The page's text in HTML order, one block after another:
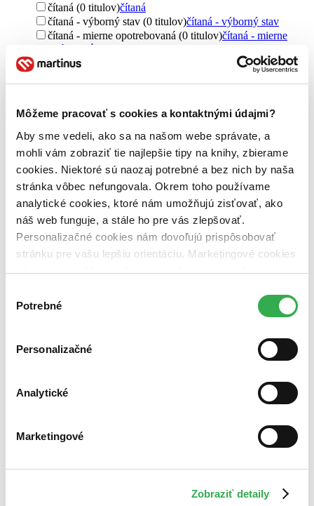
Môžeme pracovať s cookies a kontaktnými údajmi?
Aby sme vedeli, ako sa na našom webe správate, a
mohli vám zobraziť tie najlepšie tipy na knihy, zbierame
cookies. Niektoré sú naozaj potrebné a bez nich by naša
stránka vôbec nefungovala. Okrem toho používame
analytické cookies, ktoré nám umožňujú zisťovať, ako
náš web funguje, a stále ho pre vás zlepšovať.
Personalizačné cookies nám dovoľujú prispôsobovať
stránku pre vašu lepšiu orientáciu. Marketingové cookies
nám zas umožňujú zobrazenie relevantnej reklamy.
nám pomohlo, keby sme mohli používať všetky tieto
súhlasu
Potrebné
Personalizačné
Analytické
Marketingové
Zobraziť detaily
čítaná (0 titulov)čítaná
čítaná - výborný stav (0 titulov)čítaná - výborný stav
čítaná - mierne opotrebovaná (0 titulov)čítaná - mierne
opotrebovaná
čítané verzie vypredaných kníh (0 titulov)
čítané verzie
čeština (1 titul)čeština1
Vydavateľstvo
Baobab (1 titul)Baobab1
pevná väzba (1 titul)
Zúžiť výber
Zoradiť
Najdrahšie
na sklade